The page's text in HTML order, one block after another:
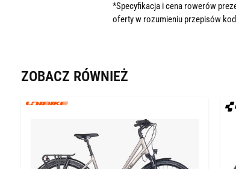
*Specyfikacja i cena rowerów
oferty w rozumieniu przepisów
ZOBACZ RÓWNIEŻ